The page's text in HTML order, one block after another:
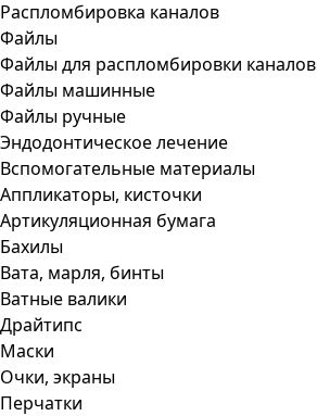
Распломбировка каналов
Файлы
Файлы для распломбировки каналов
Файлы машинные
Файлы ручные
Эндодонтическое лечение
Вспомогательные материалы
Аппликаторы, кисточки
Артикуляционная бумага
Бахилы
Вата, марля, бинты
Ватные валики
Драйтипс
Маски
Очки, экраны
Перчатки